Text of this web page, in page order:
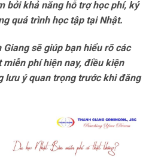
bởi khả năng hỗ trợ học phí, ký
quá trình học tập tại Nhật.
Giang sẽ giúp bạn hiểu rõ các
phí hiện nay, điều kiện
lưu ý quan trọng trước khi đăng